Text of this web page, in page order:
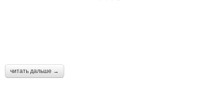
читать дальше →